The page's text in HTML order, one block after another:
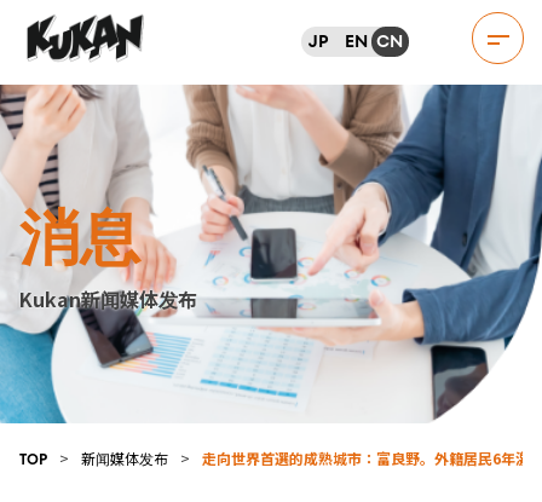
JP EN CN
消息
Kukan新闻媒体发布
TOP > 新闻媒体发布 > 走向世界首選的成熟城市：富良野。外籍居民6年激